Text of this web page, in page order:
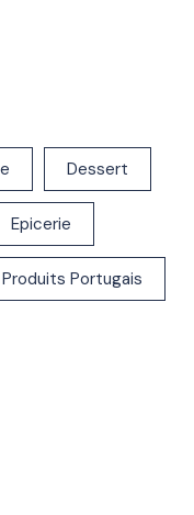
Dessert
Epicerie
Produits Portugais